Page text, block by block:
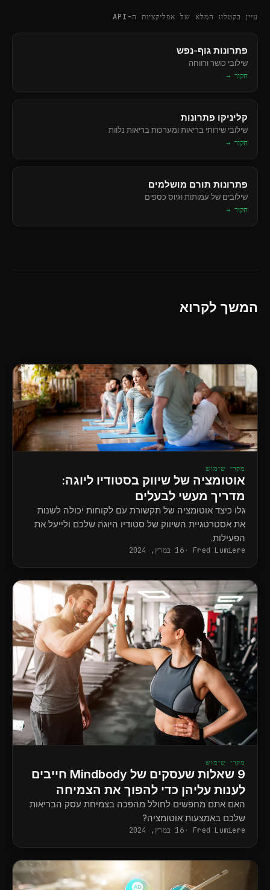
עיין בקטלוג המלא של אפליקציות ה-API
פתרונות גוף-נפש
שילובי כושר ורווחה
חקור →
קליניקו פתרונות
שילובי שירותי בריאות ומערכות בריאות נלוות
חקור →
פתרונות תורם מושלמים
שילובים של עמותות וגיוס כספים
חקור →
המשך לקרוא
מקרי שימוש
אוטומציה של שיווק בסטודיו ליוגה:
מדריך מעשי לבעלים
גלו כיצד אוטומציה של תקשורת עם לקוחות יכולה לשנות
את אסטרטגיית השיווק של סטודיו היוגה שלכם ולייעל את
הפעילות.
Fred Lumiere 16 במרץ, 2024
מקרי שימוש
9 שאלות שעסקים של Mindbody חייבים
לענות עליהן כדי להפוך את הצמיחה
לאוטומטית
האם אתם מחפשים לחולל מהפכה בצמיחת עסק הבריאות
שלכם באמצעות אוטומציה?
Fred Lumiere 16 במרץ, 2024